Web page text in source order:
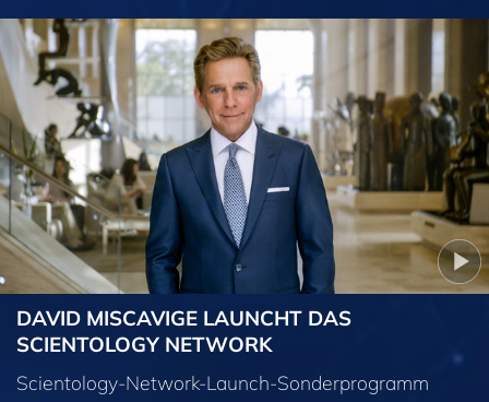
DAVID MISCAVIGE LAUNCHT DAS
SCIENTOLOGY NETWORK
Scientology-Network-Launch-Sonderprogramm